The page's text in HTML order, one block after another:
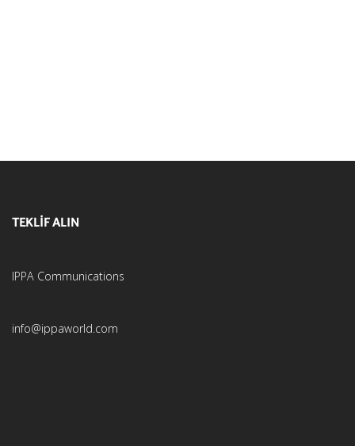
TEKLİF ALIN
IPPA Communications
info@ippaworld.com